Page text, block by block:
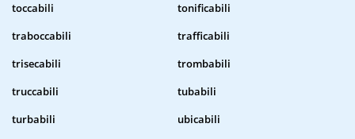
toccabili
tonificabili
traboccabili
trafficabili
trisecabili
trombabili
truccabili
tubabili
turbabili
ubicabili